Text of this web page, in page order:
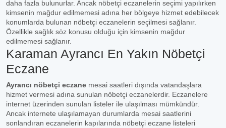
daha fazla bulunurlar. Ancak nöbetçi eczanelerin seçimi yapılırken
kimsenin mağdur edilmemesi adına her bölgeye hizmet edebilecek
konumlarda bulunan nöbetçi eczanelerin seçilmesi sağlanır.
Özellikle sağlık söz konusu olduğu için kimsenin mağdur
edilmemesi sağlanır.
Karaman Ayrancı En Yakın Nöbetçi
Eczane
Ayrancı nöbetçi eczane mesai saatleri dışında vatandaşlara
hizmet vermesi adına sunulan nöbetçi eczanelerdir. Eczanelere
internet üzerinden sunulan listeler ile ulaşılması mümkündür.
Ancak internete ulaşılamayan durumlarda mesai saatlerini
sonlandıran eczanelerin kapılarında nöbetçi eczane listeleri